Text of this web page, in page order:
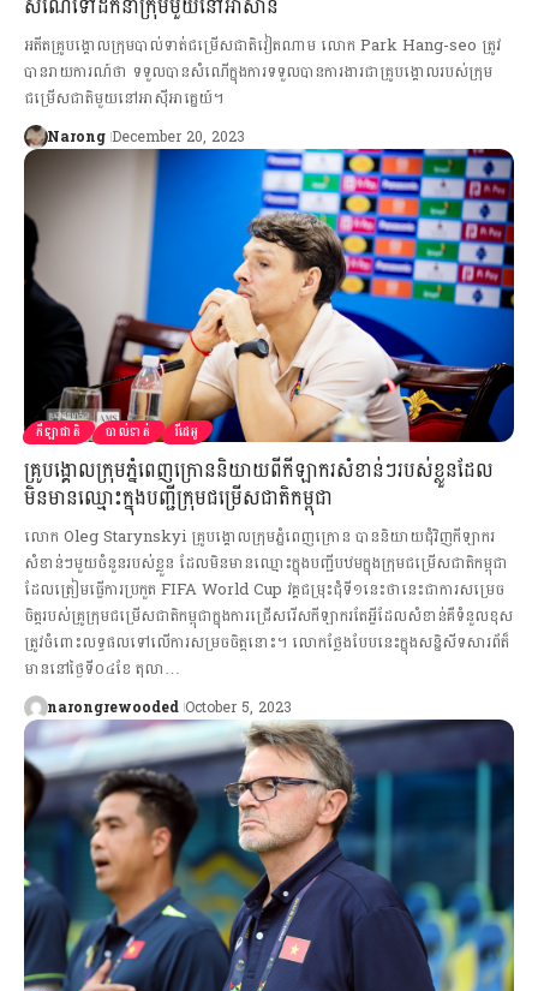
អតីតគ្រូបង្គោលក្រុមបាល់ទាត់ជម្រើសជាតិវៀតណាម លោក Park Hang-seo ត្រូវ
បានរាយការណ៍ថា ទទួលបានសំណើក្នុងការទទួលបានការងារជាគ្រូបង្គោលរបស់ក្រុម
ជម្រើសជាតិមួយនៅអាស៊ីអាគ្នេយ៍។
Narong December 20, 2023
កីឡាជាតិ បាល់ទាត់ វីដេអូ
គ្រូបង្គោលក្រុមភ្នំពេញក្រោននិយាយពីកីឡាករសំខាន់ៗរបស់ខ្លួនដែល
មិនមានឈ្មោះក្នុងបញ្ជីក្រុមជម្រើសជាតិកម្ពុជា
លោក Oleg Starynskyi គ្រូបង្គោលក្រុមភ្នំពេញក្រោន បាននិយាយជុំវិញកីឡាករ
សំខាន់ៗមួយចំនួនរបស់ខ្លួន ដែលមិនមានឈ្មោះក្នុងបញ្ជីបឋមក្នុងក្រុមជម្រើសជាតិកម្ពុជា
ដែលត្រៀមធ្វើការប្រកួត FIFA World Cup វគ្គជម្រុះជុំទី១នេះថានេះជាការសម្រេច
ចិត្តរបស់គ្រូក្រុមជម្រើសជាតិកម្ពុជាក្នុងការជ្រើសរើសកីឡាករតែអ្វីដែលសំខាន់គឺទំនួលខុស
ត្រូវចំពោះលទ្ធផលទៅលើការសម្រចចិត្តនោះ។ លោកថ្លែងបែបនេះក្នុងសន្និសីទសារព័ត៏
មាននៅថ្ងៃទី០៤ខែ តុលា…
narongrewooded October 5, 2023